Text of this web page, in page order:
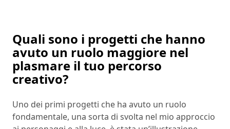
Quali sono i progetti che hanno
avuto un ruolo maggiore nel
plasmare il tuo percorso
creativo?
Uno dei primi progetti che ha avuto un ruolo
fondamentale, una sorta di svolta nel mio approccio